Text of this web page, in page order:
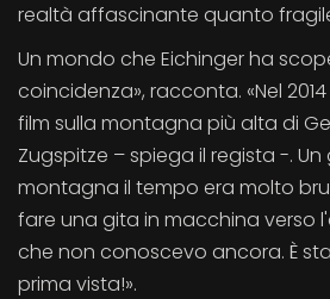
realtà affascinante quanto
Un mondo che Eichinger ha
coincidenza», racconta. «Nel
film sulla montagna più alta di
Zugspitze – spiega il regista -.
montagna il tempo era molto
fare una gita in macchina verso
che non conoscevo ancora. È
prima vista!».